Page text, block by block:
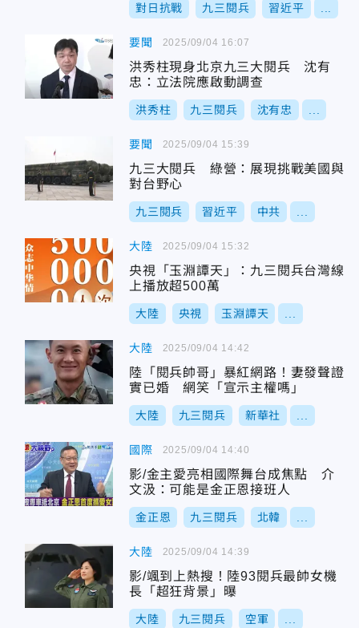
對日抗戰 九三閱兵 習近平
要聞
洪秀柱現身北京九三大閱兵 沈有
忠：立法院應啟動調查
洪秀柱 九三閱兵 沈有忠
2025/09/04 16:07
要聞
九三大閱兵 綠營：展現挑戰美國與
對台野心
九三閱兵 習近平 中共
2025/09/04 15:39
大陸
央視「玉淵譚天」：九三閱兵台灣線
上播放超500萬
大陸 央視 玉淵譚天
2025/09/04 15:32
大陸
陸「閱兵帥哥」暴紅網路！妻發聲證
實已婚 網笑「宣示主權嗎」
大陸 九三閱兵 新華社
2025/09/04 14:42
國際
影/金主愛亮相國際舞台成焦點 介
文汲：可能是金正恩接班人
金正恩 九三閱兵 北韓
2025/09/04 14:40
大陸
影/颯到上熱搜！陸93閱兵最帥女機
長「超狂背景」曝
大陸 九三閱兵 空軍
2025/09/04 14:39